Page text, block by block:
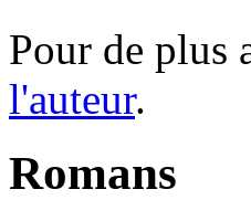
Pour de plus
l'auteur.
Romans